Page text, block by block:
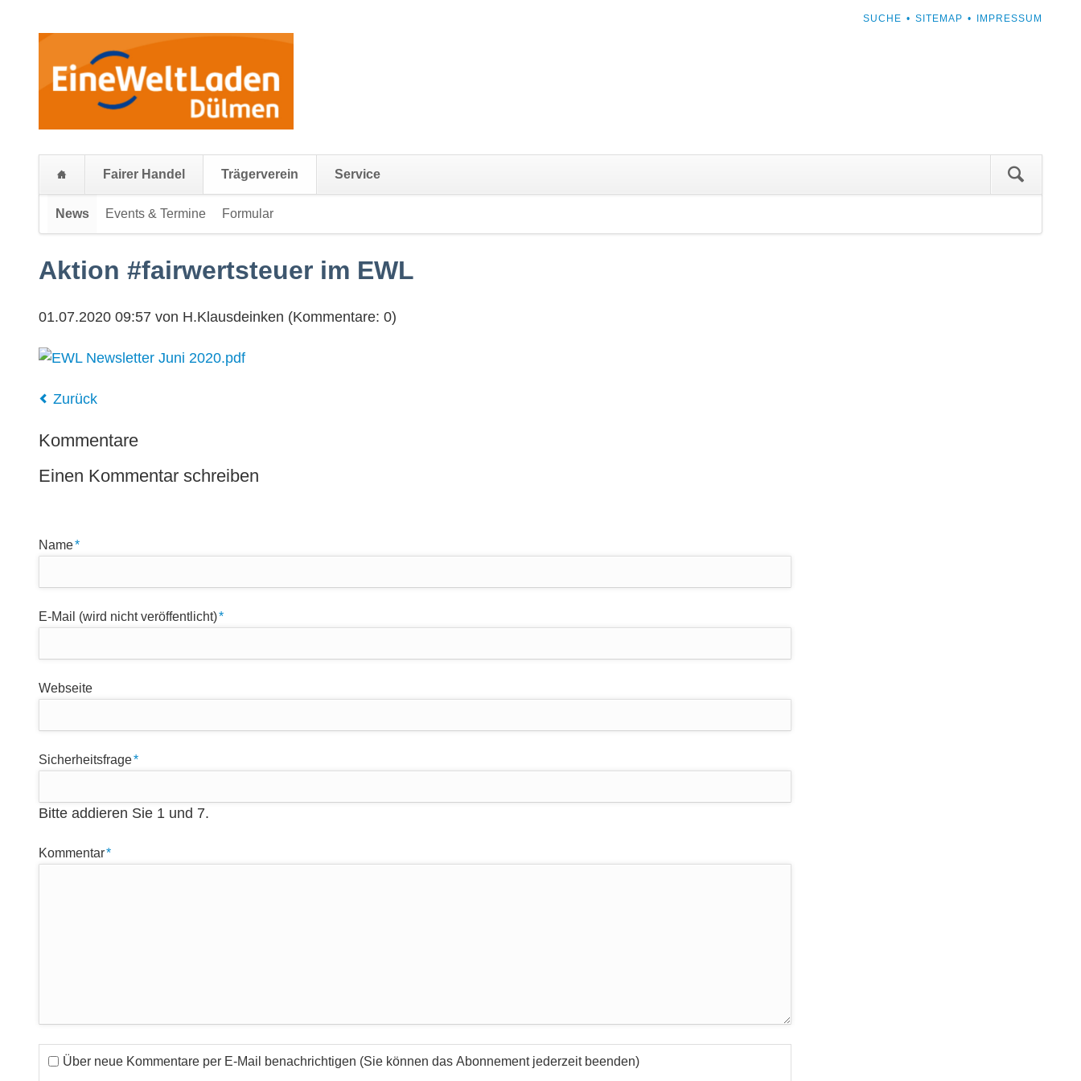
NAVIGATION
SUCHE SITEMAP IMPRESSUM
überspringen
Fairer Handel Trägerverein Service
überspringen
News Events & Termine Formular
Aktion #fairwertsteuer im EWL
01.07.2020 09:57 von H.Klausdeinken (Kommentare: 0)
Zurück
Kommentare
Einen Kommentar schreiben
Pflichtfeld
Name*
Pflichtfeld
E-Mail (wird nicht veröffentlicht)*
Webseite
Pflichtfeld
Sicherheitsfrage*
Bitte addieren Sie 1 und 7.
Pflichtfeld
Kommentar*
Über neue Kommentare per E-Mail benachrichtigen (Sie können das Abonnement jederzeit beenden)